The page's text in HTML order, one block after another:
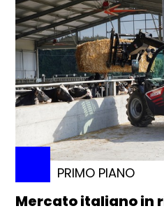
PRIMO PIANO
Mercato italiano in